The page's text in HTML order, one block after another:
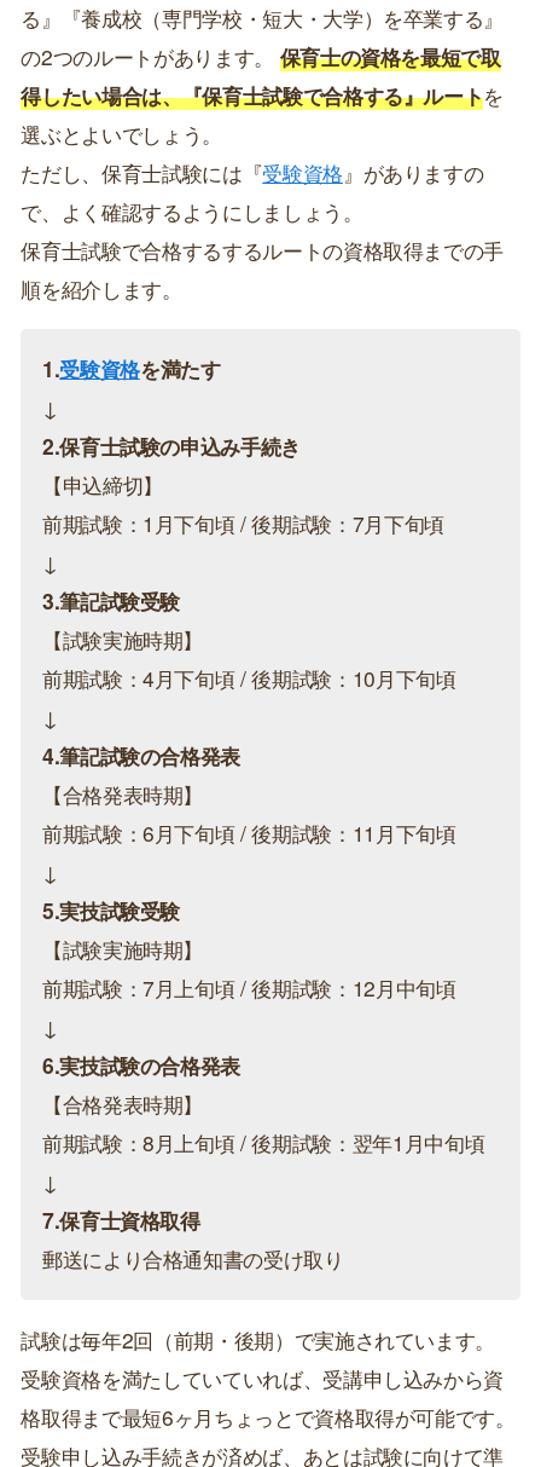
る』『養成校（専門学校・短大・大学）を卒業する』
の2つのルートがあります。 保育士の資格を最短で取
得したい場合は、『保育士試験で合格する』ルートを
選ぶとよいでしょう。
ただし、保育士試験には『受験資格 』がありますの
で、よく確認するようにしましょう。
保育士試験で合格するするルートの資格取得までの手
順を紹介します。
1.受験資格を満たす
↓
2.保育士試験の申込み手続き
【申込締切】
前期試験：1月下旬頃 / 後期試験：7月下旬頃
↓
3.筆記試験受験
【試験実施時期】
前期試験：4月下旬頃 / 後期試験：10月下旬頃
↓
4.筆記試験の合格発表
【合格発表時期】
前期試験：6月下旬頃 / 後期試験：11月下旬頃
↓
5.実技試験受験
【試験実施時期】
前期試験：7月上旬頃 / 後期試験：12月中旬頃
↓
6.実技試験の合格発表
【合格発表時期】
前期試験：8月上旬頃 / 後期試験：翌年1月中旬頃
↓
7.保育士資格取得
郵送により合格通知書の受け取り
試験は毎年2回（前期・後期）で実施されています。
受験資格を満たしていていれば、受講申し込みから資
格取得まで最短6ヶ月ちょっとで資格取得が可能です。
受験申し込み手続きが済めば、あとは試験に向けて準